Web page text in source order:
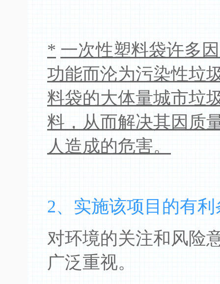
* 一次性塑料袋许多
功能而沦为污染性垃
料袋的大体量城市垃
料，从而解决其因质
人造成的危害。
2、实施该项目的有利
对环境的关注和风险
广泛重视。